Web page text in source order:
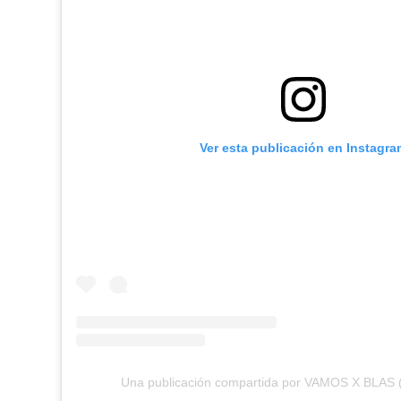
Ver esta publicación en
Una publicación compartida por VAMOS X BLAS